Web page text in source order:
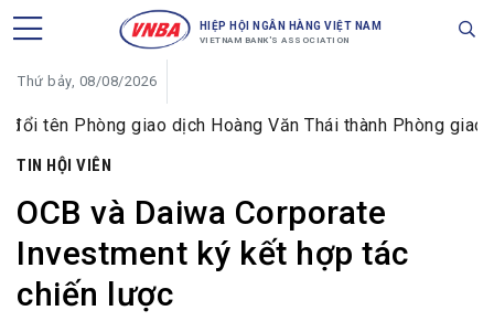
HIỆP HỘI NGÂN HÀNG VIỆT NAM
VIETNAM BANK'S ASSOCIATION
Thứ bảy, 08/08/2026
giao dịch Hoàng Văn Thái thành Phòng giao dịch
TIN HỘI VIÊN
OCB và Daiwa Corporate
Investment ký kết hợp tác
chiến lược